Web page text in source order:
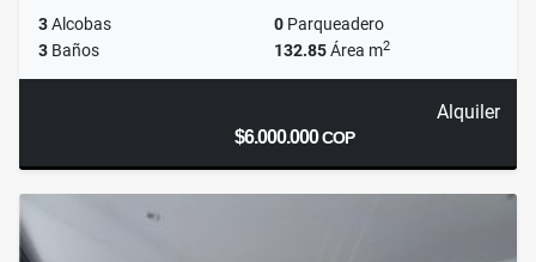
3Alcobas 0 Parqueadero
3 Baños 132.85Área m2
Alquiler
$6.000.000COP